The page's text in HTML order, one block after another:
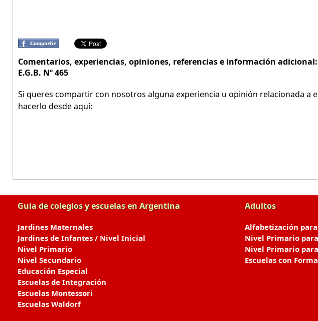
Comentarios, experiencias, opiniones, referencias e información adicional:
E.G.B. Nº 465
Si queres compartir con nosotros alguna experiencia u opinión relacionada a
hacerlo desde aquí:
Guia de colegios y escuelas en Argentina
Jardines Maternales
Jardines de Infantes / Nivel Inicial
Nivel Primario
Nivel Secundario
Educación Especial
Escuelas de Integración
Escuelas Montessori
Escuelas Waldorf
Adultos
Alfabetización
Nivel Primario
Nivel Primario
Escuelas con